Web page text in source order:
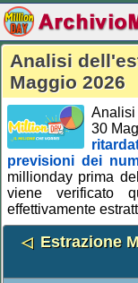
Analisi
Maggio 2026
Analisi
30
previsioni dei
millionday prima
viene verificato
effettivamente
◁ Estrazione